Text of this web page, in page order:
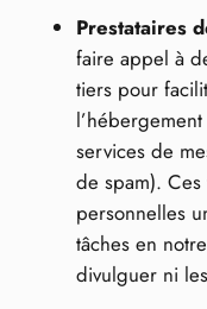
Prestataires
faire appel à
tiers pour
services de
de spam).
personnelles
tâches en
divulguer ni